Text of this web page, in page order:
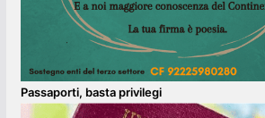
Passaporti, basta privilegi